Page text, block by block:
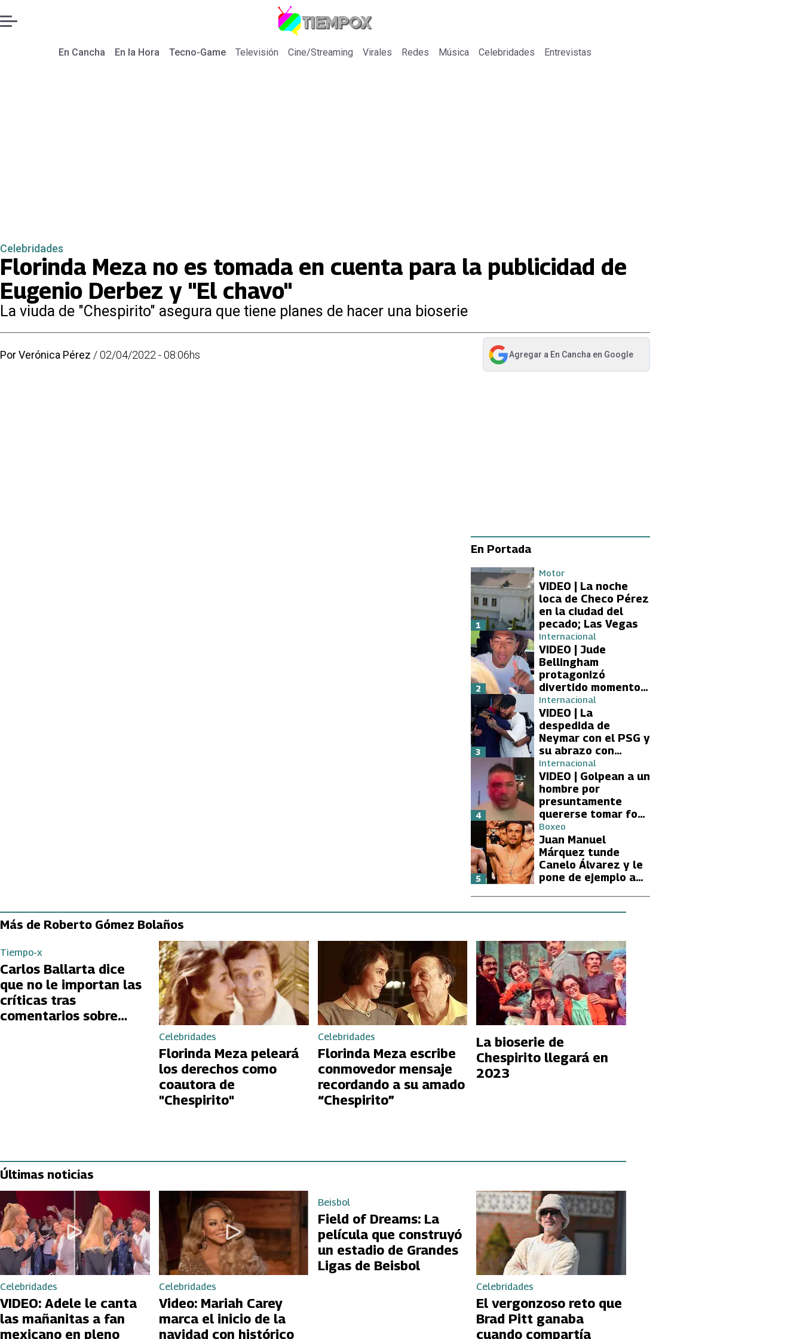
En Cancha En la Hora Tecno-Game Televisión Cine/Streaming Virales Redes Música Celebridades Entrevistas
Celebridades
Florinda Meza no es tomada en cuenta para la publicidad de
Eugenio Derbez y "El chavo"
La viuda de "Chespirito" asegura que tiene planes de hacer una bioserie
PorVerónica Pérez /02/04/2022 - 08:06hs Agregar a En Cancha en Google
abre en nueva pestaña
En Portada
Motor
VIDEO | La noche
loca de Checo Pérez
en la ciudad del
pecado; Las Vegas
1
Internacional
VIDEO | Jude
Bellingham
protagonizó
divertido momento
con aficionada del
Real Madrid
2
Internacional
VIDEO | La
despedida de
Neymar con el PSG y
su abrazo con
Kylian Mbappé
3
Internacional
VIDEO | Golpean a un
hombre por
presuntamente
quererse tomar foto
con Lionel Messi
4
Boxeo
Juan Manuel
Márquez tunde
Canelo Álvarez y le
pone de ejemplo a
5
Más de Roberto Gómez Bolaños
Tiempo-x
Carlos Ballarta dice
que no le importan las
críticas tras
comentarios sobre
Celebridades
Florinda Meza peleará
los derechos como
coautora de
"Chespirito"
Celebridades
Florinda Meza escribe
conmovedor mensaje
recordando a su amado
“Chespirito”
La bioserie de
Chespirito llegará en
2023
Últimas noticias
Celebridades
VIDEO: Adele le canta
las mañanitas a fan
mexicano en pleno
Celebridades
Video: Mariah Carey
marca el inicio de la
navidad con histórico
Beisbol
Field of Dreams: La
película que construyó
un estadio de Grandes
Ligas de Beisbol
Celebridades
El vergonzoso reto que
Brad Pitt ganaba
cuando compartía